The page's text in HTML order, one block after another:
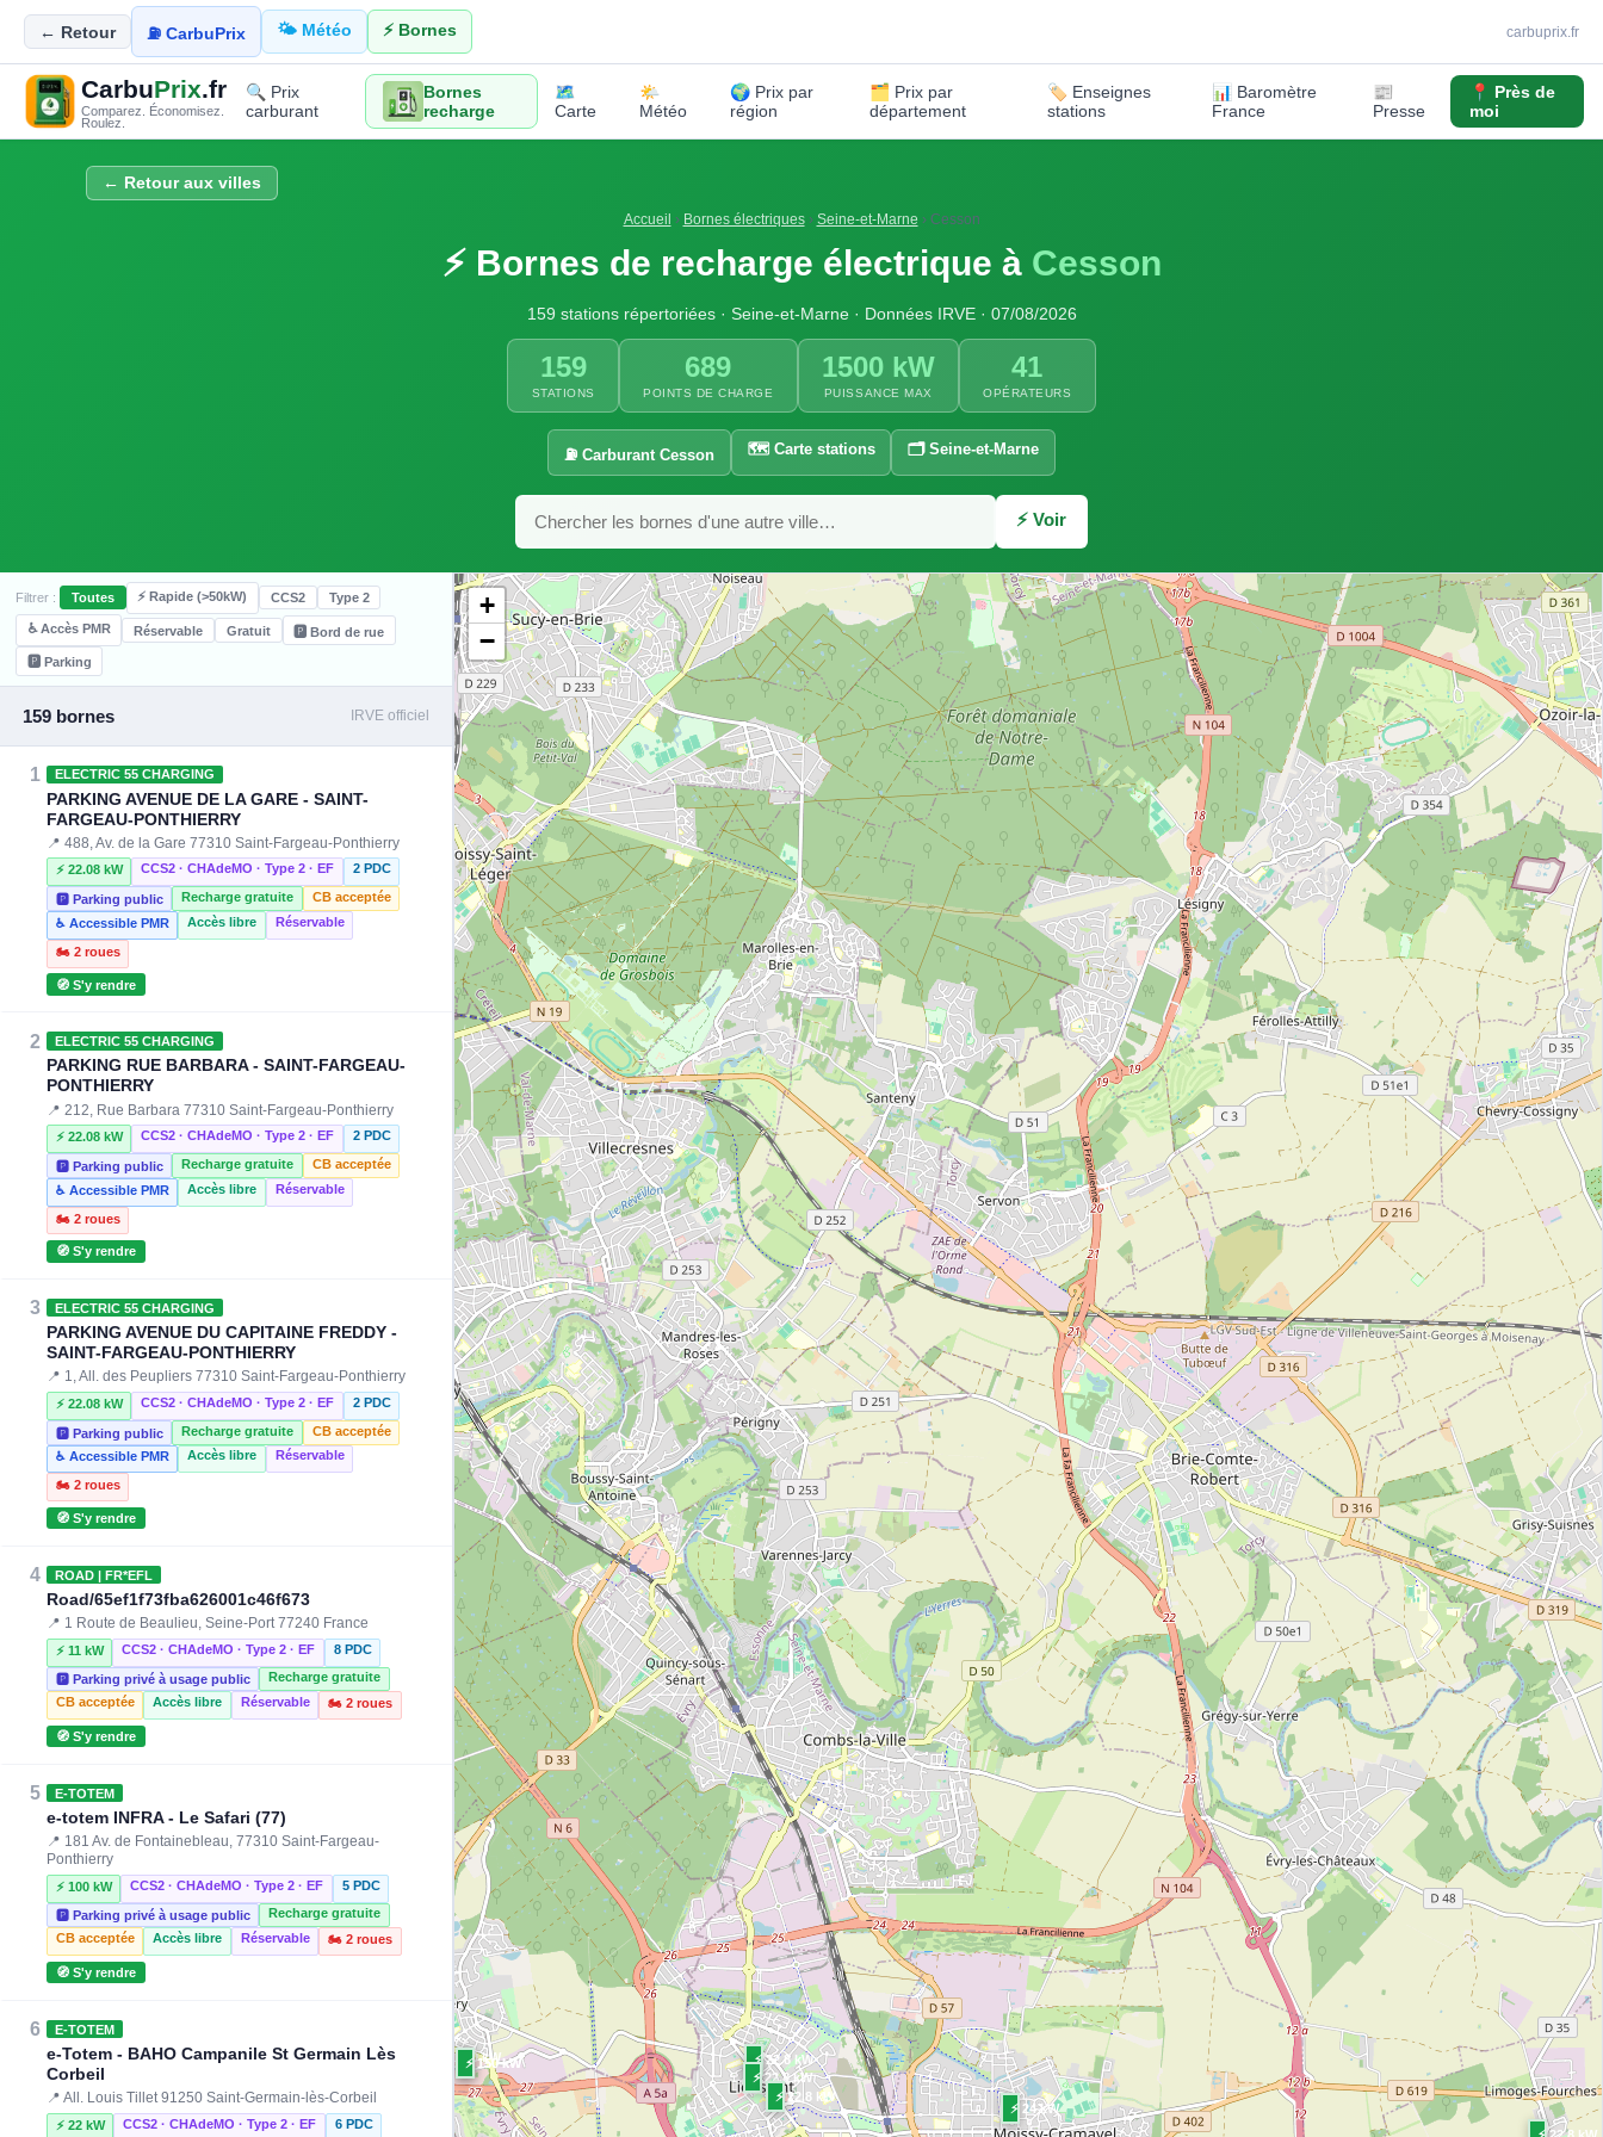
← Retour ⛽ CarbuPrix 🌤️ Météo ⚡ Bornes carbuprix.fr
CarbuPrix.fr
Comparez. Économisez.
Roulez.
🔍 Prix
carburant
Bornes
recharge
🗺️
Carte
🌤️
Météo
🌍 Prix par
région
🗂️ Prix par
département
🏷️ Enseignes
stations
📊 Baromètre
France
📰
Presse
📍 Près de
moi
← Retour aux villes
Accueil › Bornes électriques› Seine-et-Marne › Cesson
⚡ Bornes de recharge électrique à Cesson
159 stations répertoriées · Seine-et-Marne · Données IRVE · 07/08/2026
159
STATIONS
689
POINTS DE CHARGE
1500 kW
PUISSANCE MAX
41
OPÉRATEURS
⛽ Carburant Cesson 🗺️ Carte stations 🗂️ Seine-et-Marne
⚡ Voir
Filtrer : Toutes ⚡ Rapide (>50kW) CCS2 Type 2
♿ Accès PMR Réservable Gratuit 🅿️ Bord de rue
🅿️ Parking
159 bornes IRVE officiel
1 ELECTRIC 55 CHARGING
PARKING AVENUE DE LA GARE - SAINT-
FARGEAU-PONTHIERRY
📍 488, Av. de la Gare 77310 Saint-Fargeau-Ponthierry
⚡ 22.08 kW CCS2 · CHAdeMO · Type 2 · EF 2 PDC
🅿️ Parking public Recharge gratuite
CB acceptée
♿ Accessible PMR
Accès libre Réservable
🏍️ 2 roues
🧭 S'y rendre
2 ELECTRIC 55 CHARGING
PARKING RUE BARBARA - SAINT-FARGEAU-
PONTHIERRY
📍 212, Rue Barbara 77310 Saint-Fargeau-Ponthierry
⚡ 22.08 kW CCS2 · CHAdeMO · Type 2 · EF 2 PDC
🅿️ Parking public Recharge gratuite
CB acceptée
♿ Accessible PMR
Accès libre Réservable
🏍️ 2 roues
🧭 S'y rendre
3 ELECTRIC 55 CHARGING
PARKING AVENUE DU CAPITAINE FREDDY -
SAINT-FARGEAU-PONTHIERRY
📍 1, All. des Peupliers 77310 Saint-Fargeau-Ponthierry
⚡ 22.08 kW CCS2 · CHAdeMO · Type 2 · EF 2 PDC
🅿️ Parking public Recharge gratuite
CB acceptée
♿ Accessible PMR
Accès libre Réservable
🏍️ 2 roues
🧭 S'y rendre
4 ROAD | FR*EFL
Road/65ef1f73fba626001c46f673
📍 1 Route de Beaulieu, Seine-Port 77240 France
⚡ 11 kW CCS2 · CHAdeMO · Type 2 · EF 8 PDC
🅿️ Parking privé à usage public
Recharge gratuite
CB acceptée
Accès libre Réservable 🏍️ 2 roues
🧭 S'y rendre
5 E-TOTEM
e-totem INFRA - Le Safari (77)
📍 181 Av. de Fontainebleau, 77310 Saint-Fargeau-
Ponthierry
⚡ 100 kW CCS2 · CHAdeMO · Type 2 · EF 5 PDC
🅿️ Parking privé à usage public
Recharge gratuite
CB acceptée
Accès libre Réservable 🏍️ 2 roues
🧭 S'y rendre
6 E-TOTEM
e-Totem - BAHO Campanile St Germain Lès
Corbeil
📍 All. Louis Tillet 91250 Saint-Germain-lès-Corbeil
⚡ 22 kW CCS2 · CHAdeMO · Type 2 · EF 6 PDC
⚡ 150 kW
⚡ 1500 kW
⚡ 22 kW
⚡ 22.8 kW
⚡ 22.8 kW
⚡ 22.8 kW
⚡ 160 kW
⚡ 22.8 kW
⚡ 24 kW
⚡ 150 kW
+
−